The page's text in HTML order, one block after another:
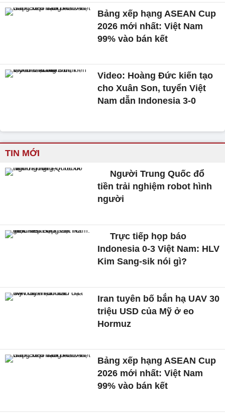
Bảng xếp hạng ASEAN Cup
2026 mới nhất: Việt Nam
99% vào bán kết
Video: Hoàng Đức kiến tạo
cho Xuân Son, tuyển Việt
Nam dẫn Indonesia 3-0
TIN MỚI
Người Trung Quốc đổ
tiền trải nghiệm robot hình
người
Trực tiếp họp báo
Indonesia 0-3 Việt Nam: HLV
Kim Sang-sik nói gì?
Iran tuyên bố bắn hạ UAV 30
triệu USD của Mỹ ở eo
Hormuz
Bảng xếp hạng ASEAN Cup
2026 mới nhất: Việt Nam
99% vào bán kết